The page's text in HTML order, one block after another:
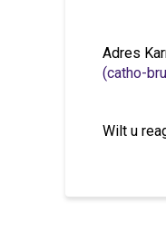
Adres
(catho-
Wilt u